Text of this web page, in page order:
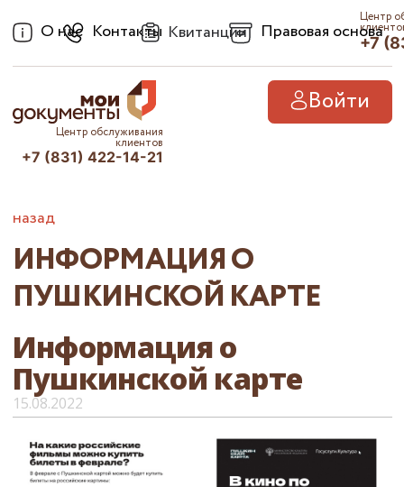
О нас Контакты Квитанции Правовая основа
Центр
+7
Войти
Центр обслуживания
клиентов
+7 (831) 422-14-21
назад
ИНФОРМАЦИЯ О
ПУШКИНСКОЙ КАРТЕ
Информация о
Пушкинской карте
15.08.2022